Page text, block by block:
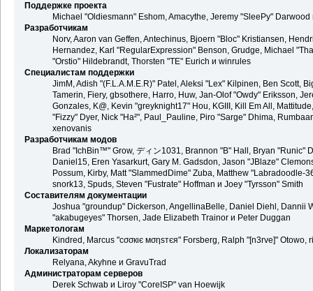
Поддержке проекта
Michael "Oldiesmann" Eshom, Amacythe, Jeremy "SleePy"
Разработчикам
Norv, Aaron van Geffen, Antechinus, Bjoern "Bloc" Kristiansen,
Hernandez, Karl "RegularExpression" Benson, Grudge, Michael
"Orstio" Hildebrandt, Thorsten "TE" Eurich и winrules
Специалистам поддержки
JimM, Adish "(F.L.A.M.E.R)" Patel, Aleksi "Lex" Kilpinen, Ben Scott,
Tamerin, Fiery, gbsothere, Harro, Huw, Jan-Olof "Owdy" Eriksson,
Gonzales, K@, Kevin "greyknight17" Hou, KGIII, Kill Em All,
"Fizzy" Dyer, Nick "Ha²", Paul_Pauline, Piro "Sarge" Dhima,
xenovanis
Разработчикам модов
Brad "IchBin™" Grow, ディン1031, Brannon "B" Hall, Bryan "Runic"
Daniel15, Eren Yasarkurt, Gary M. Gadsdon, Jason "JBlaze"
Possum, Kirby, Matt "SlammedDime" Zuba, Matthew "Labradoodle-
snork13, Spuds, Steven "Fustrate" Hoffman и Joey "Tyrsson" Smith
Составителям документации
Joshua "groundup" Dickerson, AngellinaBelle, Daniel Diehl, Dannii
"akabugeyes" Thorsen, Jade Elizabeth Trainor и Peter Duggan
Маркетологам
Kindred, Marcus "cσσкιє мσηѕтєя" Forsberg, Ralph "[n3rve]" Otowo,
Локализаторам
Relyana, Akyhne и GravuTrad
Администраторам серверов
Derek Schwab и Liroy "CoreISP" van Hoewijk